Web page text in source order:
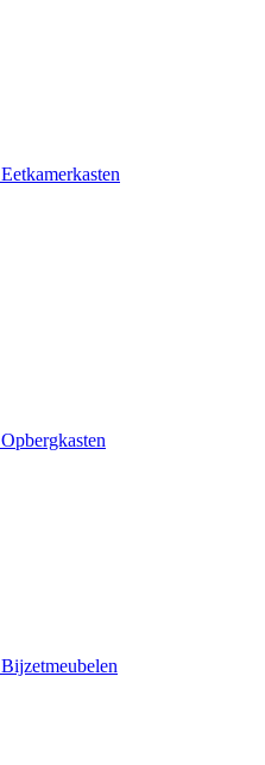
Eetkamerkasten
Opbergkasten
Bijzetmeubelen